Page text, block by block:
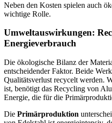
Neben den Kosten spielen auch
wichtige Rolle.
Umweltauswirkungen:
Energieverbrauch
Die ökologische Bilanz der
entscheidender Faktor. Beide
Qualitätsverlust recycelt werden.
ist, benötigt das Recycling von
Energie, die für die
Die Primärproduktion